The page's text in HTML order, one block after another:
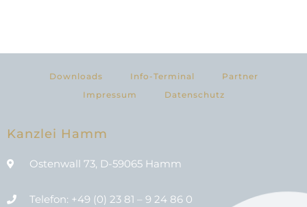
Downloads Info-Terminal
Partner
Impressum
Datenschutz
Kanzlei Hamm
Ostenwall 73, D-59065 Hamm
Telefon: +49 (0) 23 81 – 9 24 86 0